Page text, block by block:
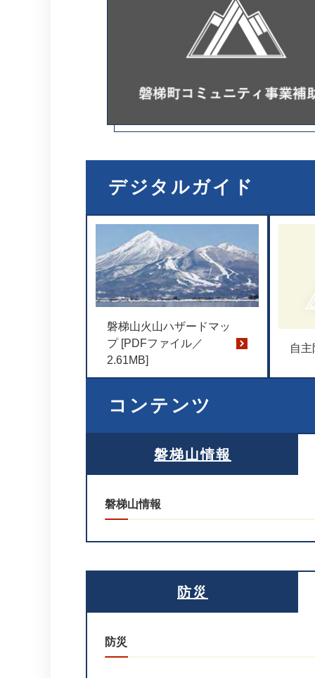
デジタルガイド
磐梯山火山ハザードマッ
プ [PDFファイル／
2.61MB]
自
コンテンツ
磐梯山情報
磐梯山情報
防災
防災